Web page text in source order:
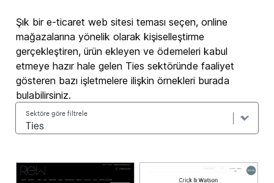
Şık bir e-ticaret web sitesi teması seçen, online
mağazalarına yönelik olarak kişiselleştirme
gerçekleştiren, ürün ekleyen ve ödemeleri kabul
etmeye hazır hale gelen Ties sektöründe faaliyet
gösteren bazı işletmelere ilişkin örnekleri burada
bulabilirsiniz.
Sektöre göre filtrele